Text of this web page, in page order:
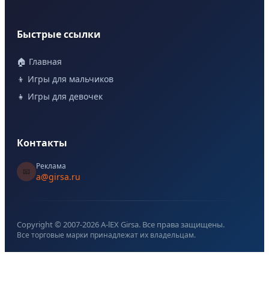
Быстрые ссылки
🏠 Главная
👦 Игры для мальчиков
👧 Игры для девочек
Контакты
📧
Реклама
a@girsa.ru
Copyright © 2007-2026A-lEX Girsa. Все права защищены.
Все торговые марки принадлежат их владельцам.